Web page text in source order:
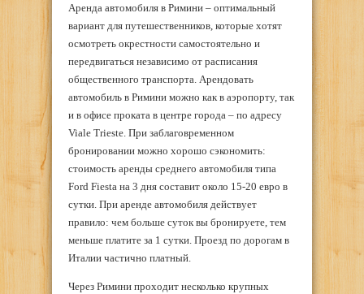
Аренда автомобиля в Римини – оптимальный
вариант для путешественников, которые хотят
осмотреть окрестности самостоятельно и
передвигаться независимо от расписания
общественного транспорта. Арендовать
автомобиль в Римини можно как в аэропорту, так
и в офисе проката в центре города – по адресу
Viale Trieste. При заблаговременном
бронировании можно хорошо сэкономить:
стоимость аренды среднего автомобиля типа
Ford Fiesta на 3 дня составит около 15-20 евро в
сутки. При аренде автомобиля действует
правило: чем больше суток вы бронируете, тем
меньше платите за 1 сутки. Проезд по дорогам в
Италии частично платный.
Через Римини проходит несколько крупных